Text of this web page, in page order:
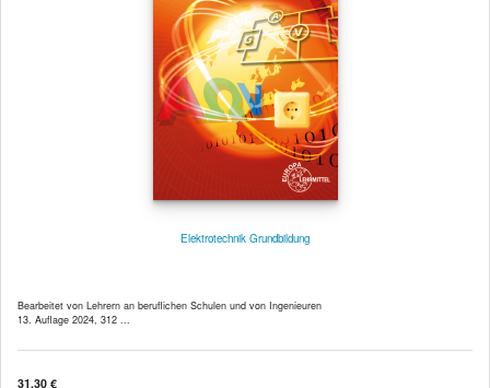
Elektrotechnik Grundbildung
Bearbeitet von Lehrern an beruflichen Schulen und von Ingenieuren
13. Auflage 2024, 312 ...
31,30 €